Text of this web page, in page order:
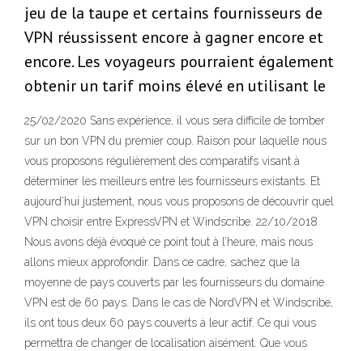
jeu de la taupe et certains fournisseurs de
VPN réussissent encore à gagner encore et
encore. Les voyageurs pourraient également
obtenir un tarif moins élevé en utilisant le
25/02/2020 Sans expérience, il vous sera difficile de tomber
sur un bon VPN du premier coup. Raison pour laquelle nous
vous proposons régulièrement des comparatifs visant à
déterminer les meilleurs entre les fournisseurs existants. Et
aujourd’hui justement, nous vous proposons de découvrir quel
VPN choisir entre ExpressVPN et Windscribe. 22/10/2018
Nous avons déjà évoqué ce point tout à l’heure, mais nous
allons mieux approfondir. Dans ce cadre, sachez que la
moyenne de pays couverts par les fournisseurs du domaine
VPN est de 60 pays. Dans le cas de NordVPN et Windscribe,
ils ont tous deux 60 pays couverts à leur actif. Ce qui vous
permettra de changer de localisation aisément. Que vous